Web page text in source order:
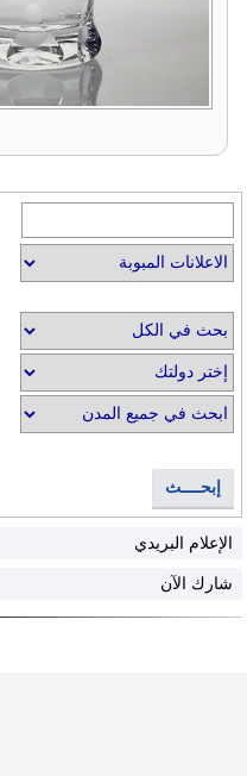
إبحــــث
الإعلام البريدي
شارك الآن